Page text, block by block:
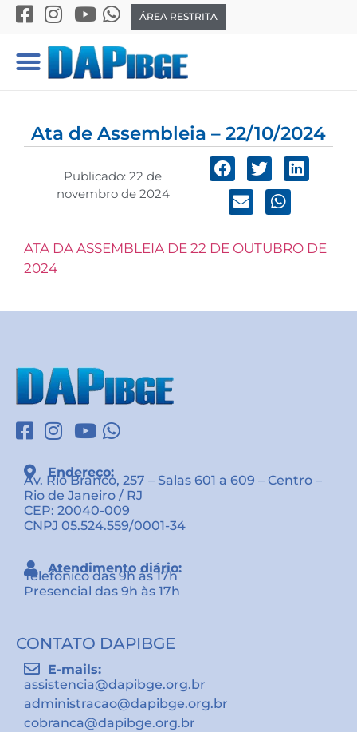
ÁREA RESTRITA
Ata de Assembleia – 22/10/2024
Publicado:22 de
novembro de 2024
ATA DA ASSEMBLEIA DE 22 DE OUTUBRO DE
2024
Endereço:
Av. Rio Branco, 257 – Salas 601 a 609 – Centro –
Rio de Janeiro / RJ
CEP: 20040-009
CNPJ 05.524.559/0001-34
Atendimento diário:
Telefônico das 9h às 17h
Presencial das 9h às 17h
CONTATO DAPIBGE
E-mails:
assistencia@dapibge.org.br
administracao@dapibge.org.br
cobranca@dapibge.org.br